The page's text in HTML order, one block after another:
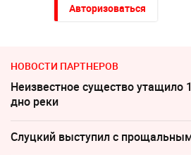
Авторизоваться
НОВОСТИ ПАРТНЕРОВ
Неизвестное существо утащило
дно реки
Слуцкий выступил с